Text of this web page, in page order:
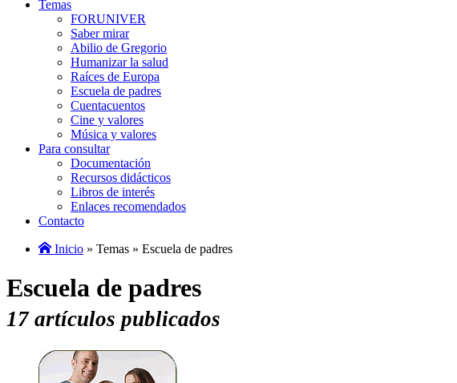
Temas
FORUNIVER
Saber mirar
Abilio de Gregorio
Humanizar la salud
Raíces de Europa
Escuela de padres
Cuentacuentos
Cine y valores
Música y valores
Para consultar
Documentación
Recursos didácticos
Libros de interés
Enlaces recomendados
Contacto
Inicio » Temas » Escuela de padres
Escuela de padres
17 artículos publicados